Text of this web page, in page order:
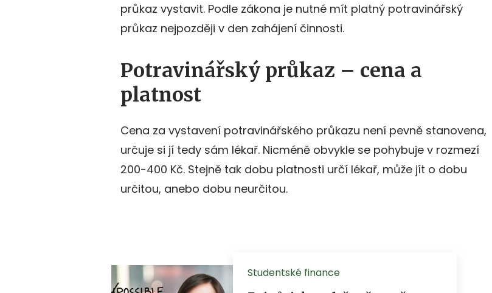
průkaz vystavit. Podle zákona je nutné mít platný potravinářský
průkaz nejpozději v den zahájení činnosti.
Potravinářský průkaz – cena a
platnost
Cena za vystavení potravinářského průkazu není pevně stanovena,
určuje si jí tedy sám lékař. Nicméně obvykle se pohybuje v rozmezí
200-400 Kč. Stejně tak dobu platnosti určí lékař, může jít o dobu
určitou, anebo dobu neurčitou.